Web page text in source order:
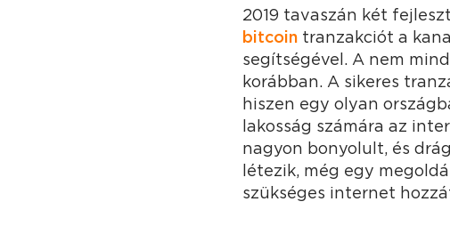
2019 tavaszán két
bitcoin tranzakciót a
segítségével. A nem
korábban. A sikeres
hiszen egy olyan
lakosság számára az
nagyon bonyolult, és
létezik, még egy
szükséges internet